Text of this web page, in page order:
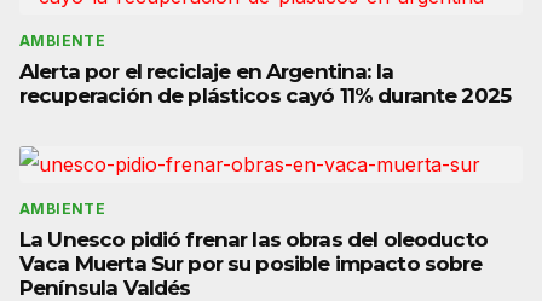
AMBIENTE
Alerta por el reciclaje en Argentina: la
recuperación de plásticos cayó 11% durante 2025
AMBIENTE
La Unesco pidió frenar las obras del oleoducto
Vaca Muerta Sur por su posible impacto sobre
Península Valdés